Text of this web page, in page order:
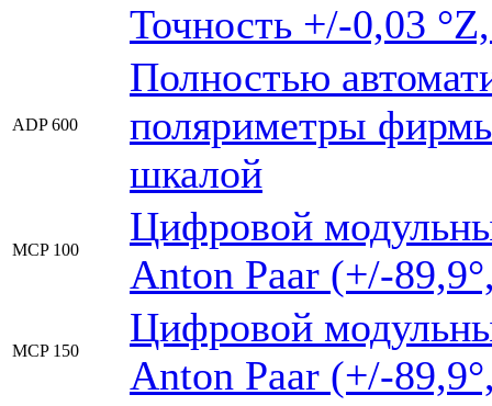
Точность +/-0,03
ADP 600
Полностью
поляриметры
шкалой
MCP 100
Цифровой
Anton Paar (+/-
MCP 150
Цифровой
Anton Paar (+/-